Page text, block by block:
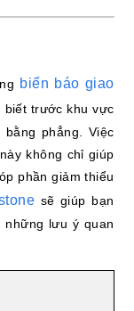
biển báo giao
biết trước khu vực
phẳng. Việc
không chỉ giúp
phần giảm thiểu
sẽ giúp bạn
lưu ý quan